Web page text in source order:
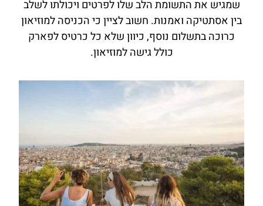
שמגיש את התשומת הלב שלו לפרטים ויכולתו לשלב
בין אסתטיקה ואמנות. חשוב לציין כי הכניסה למוזיאון
כרוכה בתשלום נוסף, כיוון שלא כל כרטיס לפארק
כולל גישה למוזיאון.